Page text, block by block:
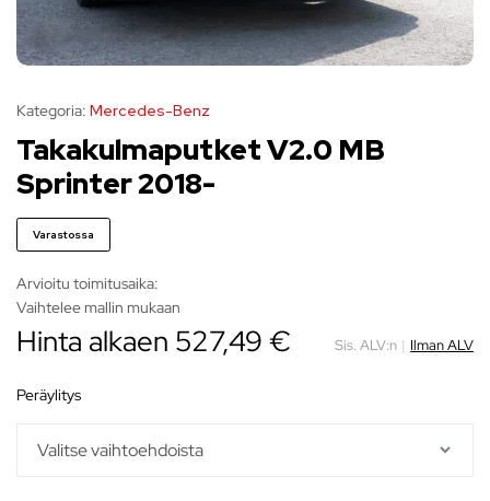
Kategoria: Mercedes-Benz
Takakulmaputket V2.0 MB
Sprinter 2018-
Varastossa
Arvioitu toimitusaika:
Vaihtelee mallin mukaan
Hinta alkaen 527,49 € Sis. ALV:n | Ilman ALV
peräylitys